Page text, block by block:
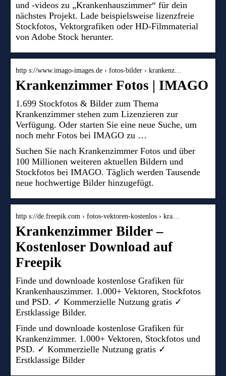
und -videos zu „Krankenhauszimmer“ für dein
nächstes Projekt. Lade beispielsweise lizenzfreie
Stockfotos, Vektorgrafiken oder HD-Filmmaterial
von Adobe Stock herunter.
http s://www.imago-images.de › fotos-bilder › krankenz…
Krankenzimmer Fotos | IMAGO
1.699 Stockfotos & Bilder zum Thema
Krankenzimmer stehen zum Lizenzieren zur
Verfügung. Oder starten Sie eine neue Suche, um
noch mehr Fotos bei IMAGO zu …
Suchen Sie nach Krankenzimmer Fotos und über
100 Millionen weiteren aktuellen Bildern und
Stockfotos bei IMAGO. Täglich werden Tausende
neue hochwertige Bilder hinzugefügt.
http s://de.freepik.com › fotos-vektoren-kostenlos › kra…
Krankenzimmer Bilder –
Kostenloser Download auf
Freepik
Finde und downloade kostenlose Grafiken für
Krankenhauszimmer. 1.000+ Vektoren, Stockfotos
und PSD. ✓ Kommerzielle Nutzung gratis ✓
Erstklassige Bilder.
Finde und downloade kostenlose Grafiken für
Krankenzimmer. 1.000+ Vektoren, Stockfotos und
PSD. ✓ Kommerzielle Nutzung gratis ✓
Erstklassige Bilder